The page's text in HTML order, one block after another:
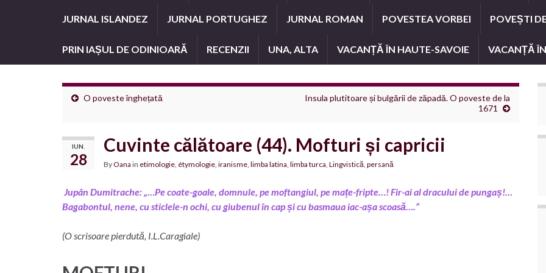
JURNAL ISLANDEZ JURNAL PORTUGHEZ JURNAL ROMAN POVESTEA VORBEI POVEȘTI
PRIN IAȘUL DE ODINIOARĂ RECENZII UNA, ALTA VACANȚĂ ÎN HAUTE-SAVOIE VACANȚĂ
O poveste înghețată
Insula plutitoare și bulgării de zăpadă. O poveste de la
1671
IUN.
28
Cuvinte călătoare (44). Mofturi și capricii
ByOana in etimologie, étymologie, iranisme, limba latina, limba turca, Lingvistică, persană
Jupân Dumitrache: „…Pe coate-goale, domnule, pe moftangiul, pe mațe-fripte…! Fir-ai al dracului de pungaș!…
Bagabontul, nene, cu sticlele-n ochi, cu giubenul în cap și cu basmaua iac-așa scoasă….”
(O scrisoare pierdută, I.L.Caragiale)